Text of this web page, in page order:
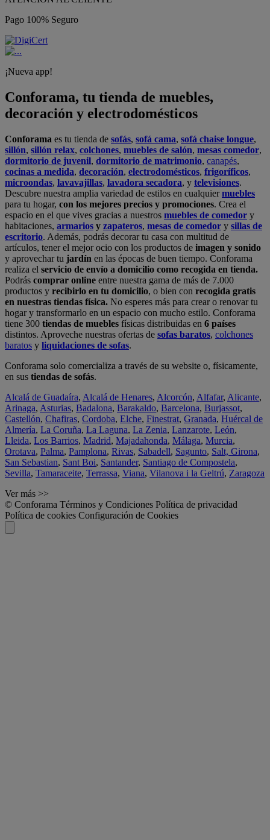
Pago 100% Seguro
¡Nueva app!
Conforama, tu tienda de muebles,
decoración y electrodomésticos
Conforama es tu tienda de sofás, sofá cama, sofá chaise longue,
sillón, sillón relax, colchones, muebles de salón, mesas comedor,
dormitorio de juvenil, dormitorio de matrimonio, canapés,
cocinas a medida, decoración, electrodomésticos, frigoríficos,
microondas, lavavajillas, lavadora secadora, y televisiones.
Descubre nuestra amplia variedad de estilos en cualquiermuebles
para tu hogar, con los mejores precios y promociones. Crea el
espacio en el que vives gracias a nuestros muebles de comedor y
habitaciones, armarios y zapateros, mesas de comedor y sillas de
escritorio. Además, podrás decorar tu casa con multitud de
artículos, tener el mejor ocio con los productos de imagen y sonido
y aprovechar tu jardín en las épocas de buen tiempo. Conforama
realiza el servicio de envío a domicilio como recogida en tienda.
Podrás comprar online entre nuestra gama de más de 7.000
productos y recibirlo en tu domicilio, o bien con recogida gratis
en nuestras tiendas física. No esperes más para crear o renovar tu
hogar y transformarlo en un espacio con mucho estilo. Conforama
tiene 300 tiendas de muebles físicas distribuidas en 6 países
distintos. Aproveche nuestras ofertas de sofas baratos, colchones
baratos y liquidaciones de sofas.
Conforama solo comercializa a través de su website o, físicamente,
en sus tiendas de sofás.
Alcalá de Guadaíra, Alcalá de Henares, Alcorcón, Alfafar, Alicante,
Arinaga, Asturias, Badalona, Barakaldo, Barcelona, Burjassot,
Castellón, Chafiras, Cordoba, Elche, Finestrat, Granada, Huércal de
Almería, La Coruña, La Laguna, La Zenia, Lanzarote, León,
Lleida, Los Barrios, Madrid, Majadahonda, Málaga, Murcia,
Orotava, Palma, Pamplona, Rivas, Sabadell, Sagunto, Salt, Girona,
San Sebastian, Sant Boi, Santander, Santiago de Compostela,
Sevilla, Tamaraceite, Terrassa, Viana, Vilanova i la Geltrú, Zaragoza
Ver más >>
© Conforama Términos y Condiciones Política de privacidad
Política de cookies Configuración de Cookies